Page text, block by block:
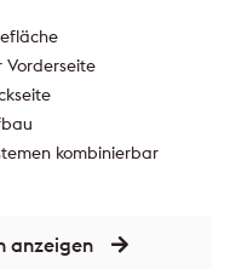
Vorderseite
kombinierbar
anzeigen